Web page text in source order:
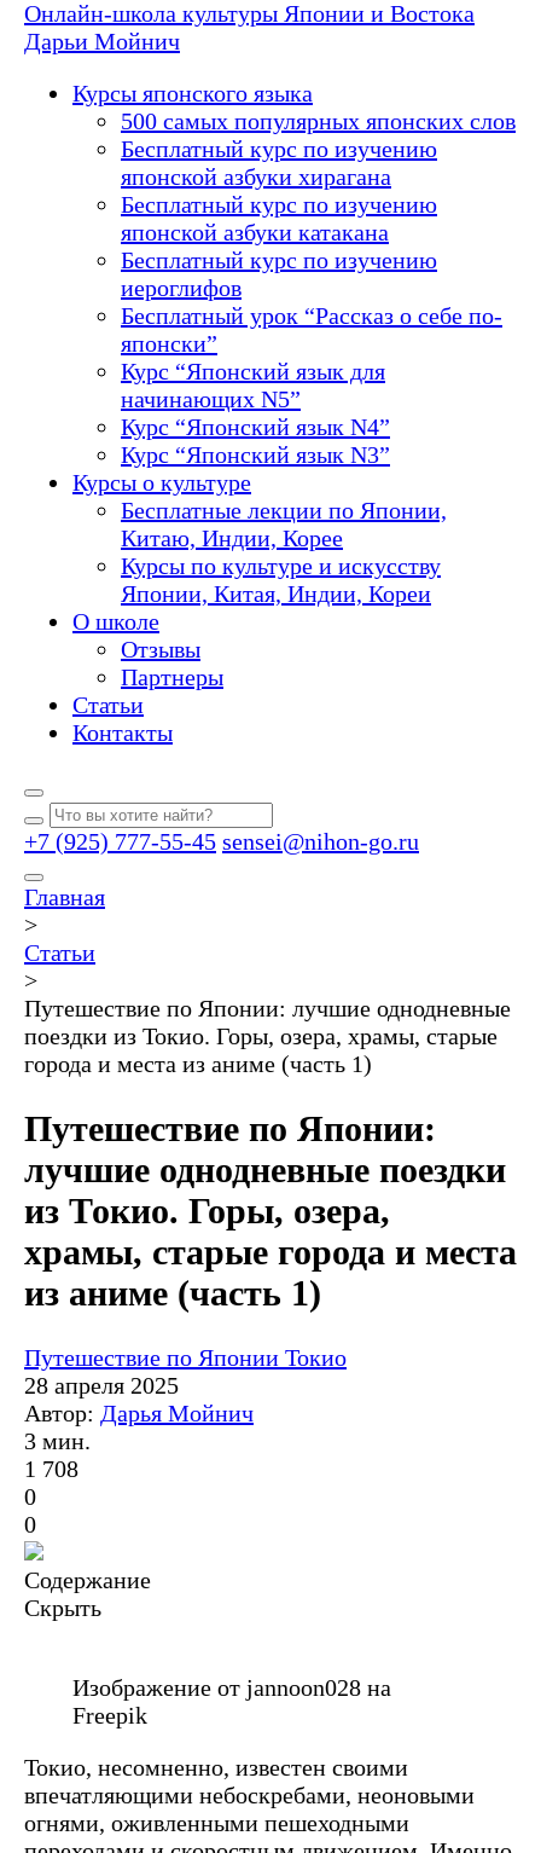
Онлайн-школа культуры Японии и Востока
Дарьи Мойнич
Курсы японского языка
500 самых популярных японских слов
Бесплатный курс по изучению
японской азбуки хирагана
Бесплатный курс по изучению
японской азбуки катакана
Бесплатный курс по изучению
иероглифов
Бесплатный урок “Рассказ о себе по-
японски”
Курс “Японский язык для
начинающих N5”
Курс “Японский язык N4”
Курс “Японский язык N3”
Курсы о культуре
Бесплатные лекции по Японии,
Китаю, Индии, Корее
Курсы по культуре и искусству
Японии, Китая, Индии, Кореи
О школе
Отзывы
Партнеры
Статьи
Контакты
+7 (925) 777-55-45 sensei@nihon-go.ru
Главная
>
Статьи
>
Путешествие по Японии: лучшие однодневные
поездки из Токио. Горы, озера, храмы, старые
города и места из аниме (часть 1)
Путешествие по Японии:
лучшие однодневные поездки
из Токио. Горы, озера,
храмы, старые города и места
из аниме (часть 1)
Путешествие по Японии Токио
28 апреля 2025
Автор: Дарья Мойнич
3 мин.
1 708
0
0
Содержание
Скрыть
Изображение от jannoon028 на
Freepik
Токио, несомненно, известен своими
впечатляющими небоскребами, неоновыми
огнями, оживленными пешеходными